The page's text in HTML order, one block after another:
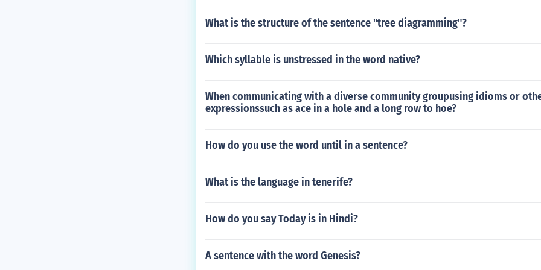
What is the structure of the sentence "tree diagramming"?
Which syllable is unstressed in the word native?
When communicating with a diverse community groupusing idioms or
expressionssuch as ace in a hole and a long row to hoe?
How do you use the word until in a sentence?
What is the language in tenerife?
How do you say Today is in Hindi?
A sentence with the word Genesis?